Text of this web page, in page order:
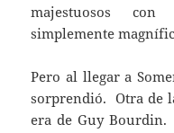
majestuosos
simplemente
Pero al llegar a
sorprendió. Otra de
era de Guy Bourdin.